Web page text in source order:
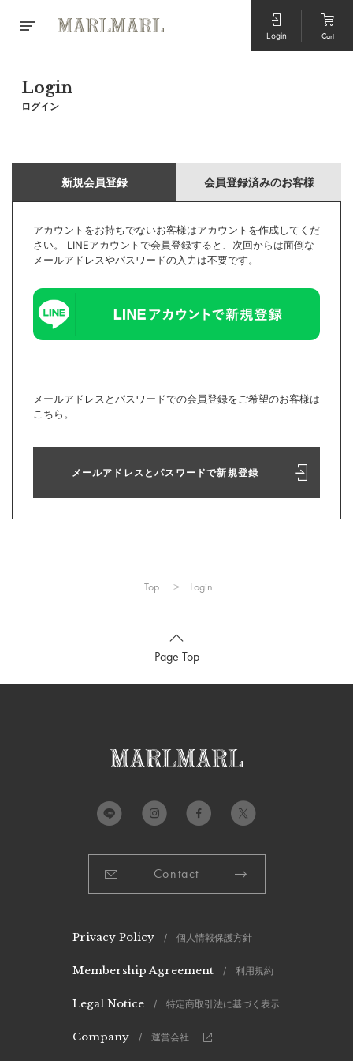
Login Cart
Login
ログイン
新規会員登録 会員登録済みのお客様
アカウントをお持ちでないお客様はアカウントを作成してくだ
さい。 LINEアカウントで会員登録すると、次回からは面倒な
メールアドレスやパスワードの入力は不要です。
メールアドレスとパスワードでの会員登録をご希望のお客様は
こちら。
メールアドレスとパスワードで新規登録
Top Login
Page Top
Contact
Privacy Policy / 個人情報保護方針
Membership Agreement / 利用規約
Legal Notice / 特定商取引法に基づく表示
Company / 運営会社